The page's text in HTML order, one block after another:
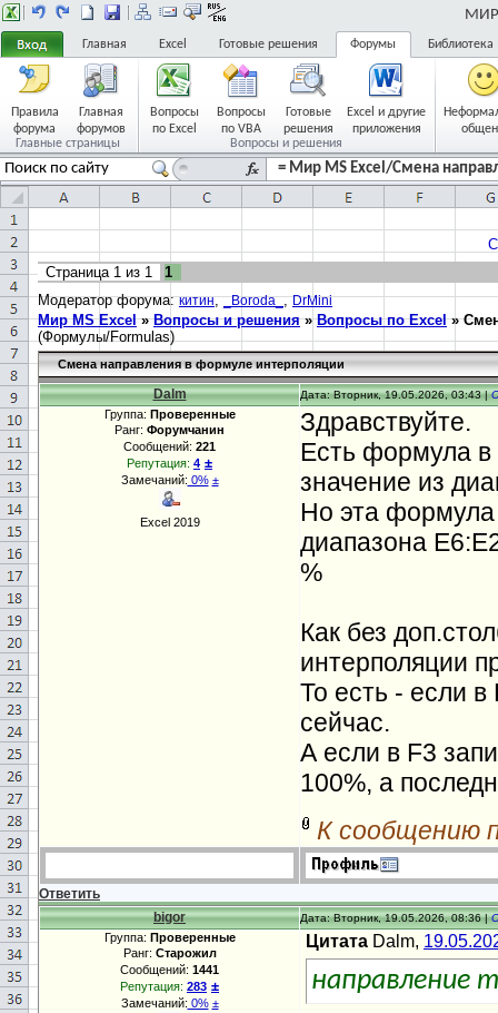
МИР
Главная Excel Готовые решения Форумы Библиотека
Правила
форума
Главная
форумов
Главные страницы
Вопросы
по Excel
Вопросы
по VBA
Готовые
решения
Excel и другие
приложения
Вопросы и решения
= Мир MS Excel/Смена
Страница 1 из 1
1
Модератор форума:китин,_Boroda_,DrMini
Мир MS Excel » Вопросы и решения » Вопросы по Excel »
(Формулы/Formulas)
Смена направления в формуле интерполяции
Dalm Дата: Вторник, 19.05.2026, 03:43 |
Группа: Проверенные
Ранг: Форумчанин
Сообщений: 221
Репутация: 4 ±
Замечаний: 0% ±
Excel 2019
Здравствуйте.
Есть формула в
значение из
Но эта формула
диапазона
%
Как без
интерполяции
То есть - если в
сейчас.
А если в F3
100%, а
К сообщению
Ответить
bigor
Дата: Вторник, 19.05.2026, 08:36 |
Группа: Проверенные
Ранг: Старожил
Сообщений: 1441
Репутация: 283 ±
Замечаний: 0% ±
Цитата Dalm,
направление